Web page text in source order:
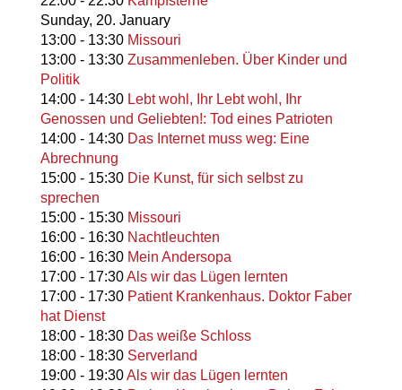
Sunday, 20. January
13:00- 13:30 Missouri
13:00- 13:30 Zusammenleben. Über Kinder und
Politik
14:00- 14:30 Lebt wohl, Ihr Lebt wohl, Ihr
Genossen und Geliebten!: Tod eines Patrioten
14:00- 14:30 Das Internet muss weg: Eine
Abrechnung
15:00- 15:30 Die Kunst, für sich selbst zu
sprechen
15:00- 15:30 Missouri
16:00- 16:30 Nachtleuchten
16:00- 16:30 Mein Andersopa
17:00- 17:30Als wir das Lügen lernten
17:00- 17:30 Patient Krankenhaus. Doktor Faber
hat Dienst
18:00- 18:30 Das weiße Schloss
18:00- 18:30 Serverland
19:00- 19:30Als wir das Lügen lernten